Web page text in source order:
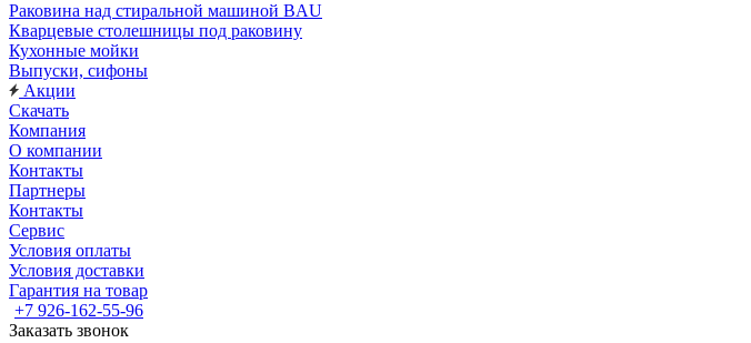
Раковина над стиральной машиной BAU
Кварцевые столешницы под раковину
Кухонные мойки
Выпуски, сифоны
Акции
Скачать
Компания
О компании
Контакты
Партнеры
Контакты
Сервис
Условия оплаты
Условия доставки
Гарантия на товар
+7 926-162-55-96
Заказать звонок